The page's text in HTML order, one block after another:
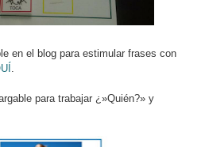
en el blog para estimular frases con
para trabajar ¿»Quién?» y